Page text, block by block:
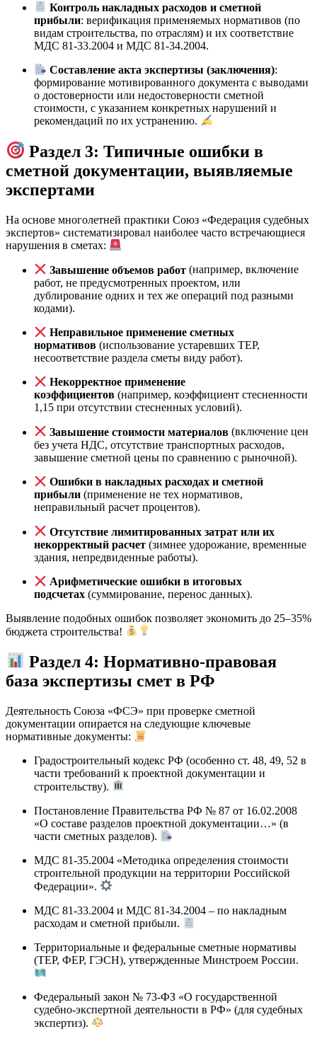
Контроль накладных расходов и сметной
прибыли: верификация применяемых нормативов (по
видам строительства, по отраслям) и их соответствие
МДС 81-33.2004 и МДС 81-34.2004.
Составление акта экспертизы (заключения):
формирование мотивированного документа с выводами
о достоверности или недостоверности сметной
стоимости, с указанием конкретных нарушений и
рекомендаций по их устранению.
Раздел 3: Типичные ошибки в
сметной документации, выявляемые
экспертами
На основе многолетней практики Союз «Федерация судебных
экспертов» систематизировал наиболее часто встречающиеся
нарушения в сметах:
Завышение объемов работ (например, включение
работ, не предусмотренных проектом, или
дублирование одних и тех же операций под разными
кодами).
Неправильное применение сметных
нормативов (использование устаревших ТЕР,
несоответствие раздела сметы виду работ).
Некорректное применение
коэффициентов (например, коэффициент стесненности
1,15 при отсутствии стесненных условий).
Завышение стоимости материалов (включение цен
без учета НДС, отсутствие транспортных расходов,
завышение сметной цены по сравнению с рыночной).
Ошибки в накладных расходах и сметной
прибыли (применение не тех нормативов,
неправильный расчет процентов).
Отсутствие лимитированных затрат или их
некорректный расчет (зимнее удорожание, временные
здания, непредвиденные работы).
Арифметические ошибки в итоговых
подсчетах (суммирование, перенос данных).
Выявление подобных ошибок позволяет экономить до 25–35%
бюджета строительства!
Раздел 4: Нормативно-правовая
база экспертизы смет в РФ
Деятельность Союза «ФСЭ» при проверке сметной
документации опирается на следующие ключевые
нормативные документы:
Градостроительный кодекс РФ (особенно ст. 48, 49, 52 в
части требований к проектной документации и
строительству).
Постановление Правительства РФ № 87 от 16.02.2008
«О составе разделов проектной документации…» (в
части сметных разделов).
МДС 81-35.2004 «Методика определения стоимости
строительной продукции на территории Российской
Федерации».
МДС 81-33.2004 и МДС 81-34.2004 – по накладным
расходам и сметной прибыли.
Территориальные и федеральные сметные нормативы
(ТЕР, ФЕР, ГЭСН), утвержденные Минстроем России.
Федеральный закон № 73-ФЗ «О государственной
судебно-экспертной деятельности в РФ» (для судебных
экспертиз).